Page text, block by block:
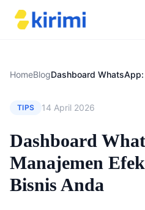
HomeBlog
TIPS 14 April 2026
Dashboard
Manajemen
Bisnis Anda